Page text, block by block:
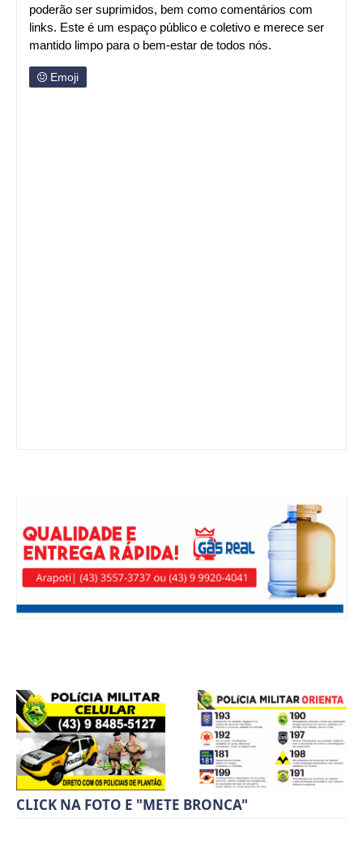
poderão ser suprimidos, bem como comentários com
links. Este é um espaço público e coletivo e merece ser
mantido limpo para o bem-estar de todos nós.
Emoji
CLICK NA FOTO E "METE BRONCA"